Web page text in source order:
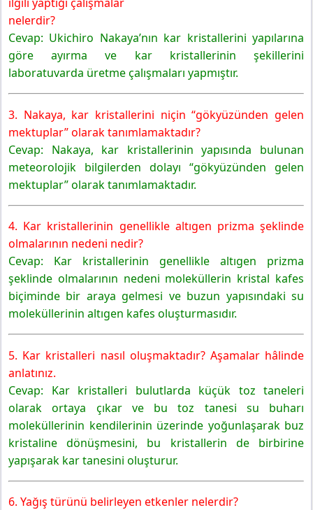
ilgili yaptığı çalışmalar
nelerdir?
Cevap: Ukichiro Nakaya’nın kar kristallerini yapılarına
göre ayırma ve kar kristallerinin şekillerini
laboratuvarda üretme çalışmaları yapmıştır.
3. Nakaya, kar kristallerini niçin “gökyüzünden gelen
mektuplar” olarak tanımlamaktadır?
Cevap: Nakaya, kar kristallerinin yapısında bulunan
meteorolojik bilgilerden dolayı “gökyüzünden gelen
mektuplar” olarak tanımlamaktadır.
4. Kar kristallerinin genellikle altıgen prizma şeklinde
olmalarının nedeni nedir?
Cevap: Kar kristallerinin genellikle altıgen prizma
şeklinde olmalarının nedeni moleküllerin kristal kafes
biçiminde bir araya gelmesi ve buzun yapısındaki su
moleküllerinin altıgen kafes oluşturmasıdır.
5. Kar kristalleri nasıl oluşmaktadır? Aşamalar hâlinde
anlatınız.
Cevap: Kar kristalleri bulutlarda küçük toz taneleri
olarak ortaya çıkar ve bu toz tanesi su buharı
moleküllerinin kendilerinin üzerinde yoğunlaşarak buz
kristaline dönüşmesini, bu kristallerin de birbirine
yapışarak kar tanesini oluşturur.
6. Yağış türünü belirleyen etkenler nelerdir?